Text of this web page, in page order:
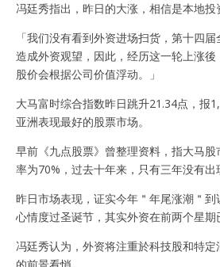
冯廷秀指出，昨日的大涨，相信是本地投
「我们没有看到外资进场扫货，第十四
造成外资观望，因此，经历这一轮上涨後
股价会根据公司价值浮动。」
大马富时综合指数昨日跳升21.34点，报
亚洲表现最好的股票市场。
早前《九点股票》曾整理资料，指大马
率为70%，过去十年来，只有三年没有出
昨日市场表现，证实今年＂年尾涨潮＂
心情度过圣诞节，其实外资在前两个星期
冯廷秀认为，外资将注重於科技股和特